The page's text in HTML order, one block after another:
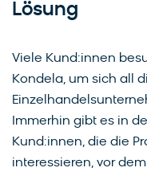
Lösung
Viele Kund:innen
Kondela, um sich all
Immerhin gibt es in
Kund:innen, die die
interessieren, vor